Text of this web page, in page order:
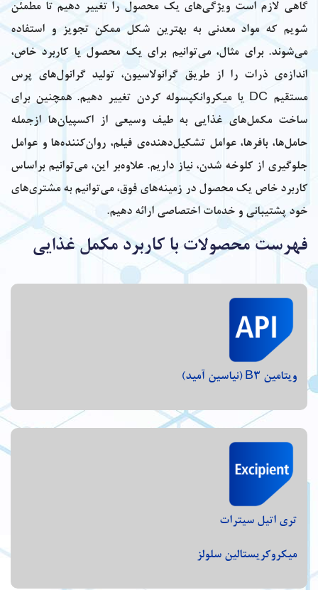
گاهی لازم است ویژگی‌های یک محصول را تغییر دهیم تا مطمئن
شویم که مواد معدنی به بهترین شکل ممکن تجویز و استفاده
می‌شوند. برای مثال، می‌توانیم برای یک محصول یا کاربرد خاص،
اندازه‌ی ذرات را از طریق گرانولاسیون، تولید گرانول‌های پرس
مستقیم DC یا میکروانکپسوله کردن تغییر دهیم. همچنین برای
ساخت مکمل‌های غذایی به طیف وسیعی از اکسپیان‌ها ازجمله
حامل‌ها، بافرها، عوامل تشکیل‌دهنده‌ی فیلم، روان‌کننده‌ها و عوامل
جلوگیری از کلوخه شدن، نیاز داریم. علاوه‌بر این، می‌توانیم براساس
کاربرد خاص یک محصول در زمینه‌های فوق، می‌توانیم ‌به مشتری‌های
خود پشتیبانی و خدمات اختصاصی ارائه دهیم.
فهرست محصولات با کاربرد مکمل غذایی
ویتامین B3 (نیاسین آمید)
تری اتیل سیترات
میکروکریستالین سلولز